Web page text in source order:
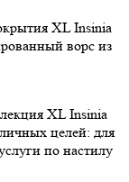
XL Insinia
ворс из
XL Insinia
целей: для
по настилу